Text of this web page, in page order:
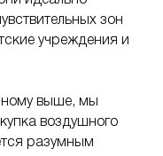
зон
учреждения и
выше, мы
воздушного
разумным